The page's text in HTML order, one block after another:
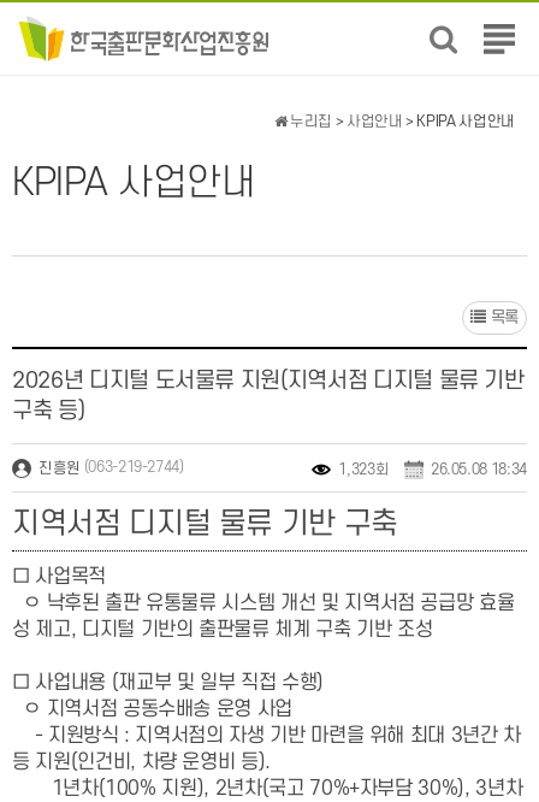
전
뉴
KPIPA 사업안내
누리집 > 사업안내 > KPIPA 사업안내
목록
2026년 디지털 도서물류 지원(지역서점 디지털 물류 기반
구축 등)
진흥원 (063-219-2744) 1,323회 26.05.08 18:34
지역서점 디지털 물류 기반 구축
□ 사업목적
ㅇ 낙후된 출판 유통물류 시스템 개선 및 지역서점 공급망 효율
성 제고, 디지털 기반의 출판물류 체계 구축 기반 조성
□ 사업내용 (재교부 및 일부 직접 수행)
ㅇ 지역서점 공동수배송 운영 사업
- 지원방식 : 지역서점의 자생 기반 마련을 위해 최대 3년간 차
등 지원(인건비, 차량 운영비 등).
1년차(100% 지원), 2년차(국고 70%+자부담 30%), 3년차